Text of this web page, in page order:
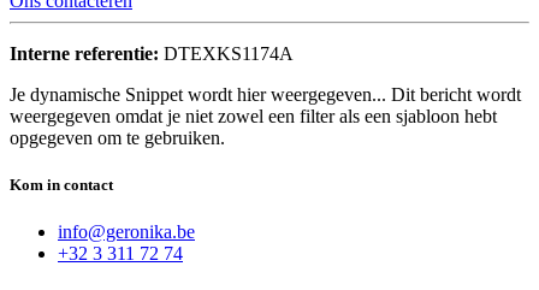
Interne referentie: DTEXKS1174A
Je dynamische Snippet wordt hier weergegeven... Dit bericht wordt
weergegeven omdat je niet zowel een filter als een sjabloon hebt
opgegeven om te gebruiken.
Kom in contact
info@geronika.be
+32 3 311 72 74